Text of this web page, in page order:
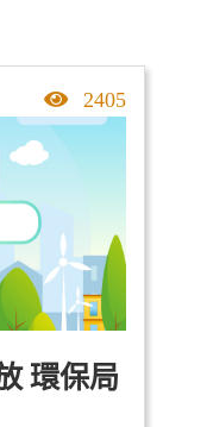
點擊率
2405
環保局